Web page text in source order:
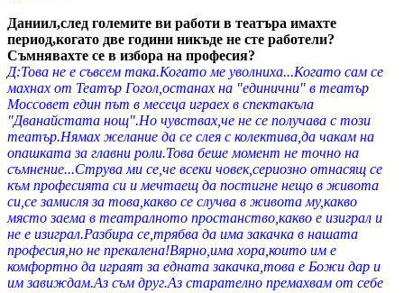
Даниил,след големите ви работи в театъра имахте
период,когато две години никъде не сте работели?
Съмнявахте се в избора на професия?
Д:Това не е съвсем така.Когато ме уволниха...Когато сам се
махнах от Театър Гогол,останах на "единични" в театър
Моссовет един път в месеца играех в спектакъла
"Дванайстата нощ".Но чувствах,че не се получава с този
театър.Нямах желание да се слея с колектива,да чакам на
опашката за главни роли.Това беше момент не точно на
съмнение...Струва ми се,че всеки човек,сериозно отнасящ се
към професията си и мечтаещ да постигне нещо в живота
си,се замисля за това,какво се случва в живота му,какво
място заема в театралното простанство,какво е изиграл и
не е изиграл.Разбира се,трябва да има закачка в нашата
професия,но не прекалена!Вярно,има хора,които им е
комфортно да играят за едната закачка,това е Божи дар и
им завиждам.Аз съм друг.Аз старателно премахвам от себе